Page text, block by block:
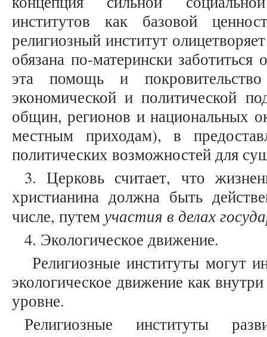
институтов как базовой
религиозный институт
обязана по-матерински
эта помощь и
экономической и политической
общин, регионов и национальных
местным приходам), в
политических возможностей для
3. Церковь считает, что
христианина должна быть
числе, путемучастия в делах
4. Экологическое движение.
Религиозные институты могут
экологическое движение как
уровне.
Религиозные институты